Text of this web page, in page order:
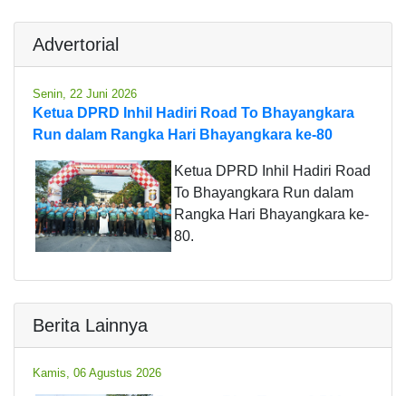
Advertorial
Senin, 22 Juni 2026
Ketua DPRD Inhil Hadiri Road To Bhayangkara
Run dalam Rangka Hari Bhayangkara ke-80
Ketua DPRD Inhil Hadiri Road
To Bhayangkara Run dalam
Rangka Hari Bhayangkara ke-
80.
Berita Lainnya
Kamis, 06 Agustus 2026